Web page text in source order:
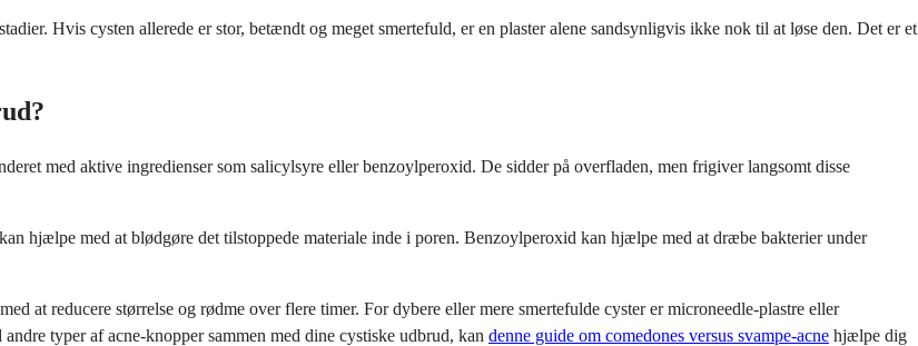
Hvis cysten allerede er stor, betændt og meget smertefuld, er en plaster alene sandsynligvis ikke nok til at løse den. Det er et
med aktive ingredienser som salicylsyre eller benzoylperoxid. De sidder på overfladen, men frigiver langsomt disse
hjælpe med at blødgøre det tilstoppede materiale inde i poren. Benzoylperoxid kan hjælpe med at dræbe bakterier under
at reducere størrelse og rødme over flere timer. For dybere eller mere smertefulde cyster er microneedle-plastre eller
typer af acne-knopper sammen med dine cystiske udbrud, kan denne guide om comedones versus svampe-acne hjælpe dig